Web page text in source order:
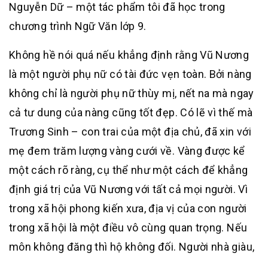
Nguyễn Dữ – một tác phẩm tôi đã học trong
chương trình Ngữ Văn lớp 9.
Không hề nói quá nếu khẳng định rằng Vũ Nương
là một người phụ nữ có tài đức vẹn toàn. Bởi nàng
không chỉ là người phụ nữ thùy mị, nết na mà ngay
cả tư dung của nàng cũng tốt đẹp. Có lẽ vì thế mà
Trương Sinh – con trai của một địa chủ, đã xin với
mẹ đem trăm lượng vàng cưới về. Vàng được kể
một cách rõ ràng, cụ thể như một cách để khẳng
định giá trị của Vũ Nương với tất cả mọi người. Vì
trong xã hội phong kiến xưa, địa vị của con người
trong xã hội là một điều vô cùng quan trọng. Nếu
môn không đăng thì hộ không đối. Người nhà giàu,